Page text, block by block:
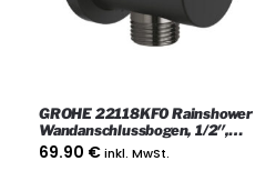
GROHE 22118KF0 Rainshower
Wandanschlussbogen, 1/2″,
Phantom Black
69.90 €inkl. MwSt.